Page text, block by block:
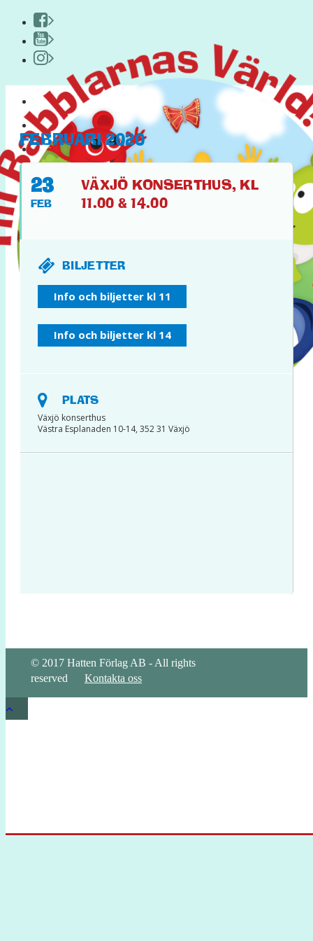
OM BABBLARNA
PYSSEL & KUL
FACEBOOK
YOUTUBE
INSTAGRAM
FEBRUARI 2020
23
FEB
VÄXJÖ KONSERTHUS, KL
11.00 & 14.00
BILJETTER
Info och biljetter kl 11
Info och biljetter kl 14
PLATS
Växjö konserthus
Västra Esplanaden 10-14, 352 31 Växjö
© 2017 Hatten Förlag AB - All rights
reserved
Kontakta oss